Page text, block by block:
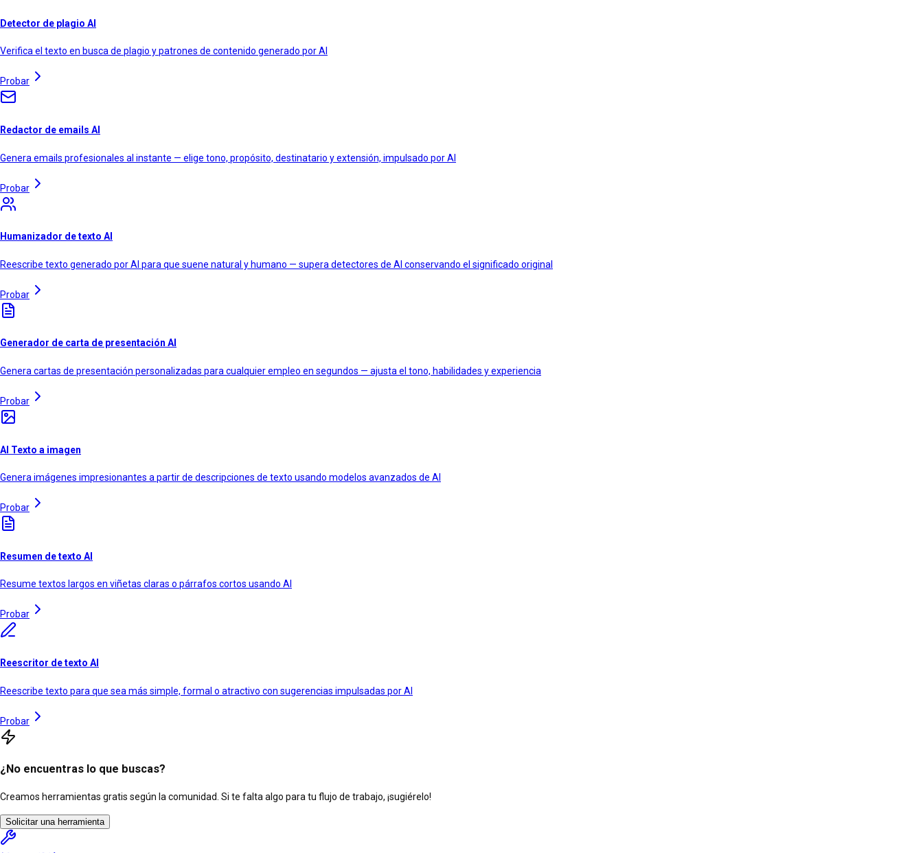
Detector de plagio AI
Verifica el texto en busca de plagio y patrones de contenido generado por AI
Probar
Redactor de emails AI
Genera emails profesionales al instante — elige tono, propósito, destinatario y extensión, impulsado por AI
Probar
Humanizador de texto AI
Reescribe texto generado por AI para que suene natural y humano — supera detectores de AI conservando el significado original
Probar
Generador de carta de presentación AI
Genera cartas de presentación personalizadas para cualquier empleo en segundos — ajusta el tono, habilidades y experiencia
Probar
AI Texto a imagen
Genera imágenes impresionantes a partir de descripciones de texto usando modelos avanzados de AI
Probar
Resumen de texto AI
Resume textos largos en viñetas claras o párrafos cortos usando AI
Probar
Reescritor de texto AI
Reescribe texto para que sea más simple, formal o atractivo con sugerencias impulsadas por AI
Probar
¿No encuentras lo que buscas?
Creamos herramientas gratis según la comunidad. Si te falta algo para tu flujo de trabajo, ¡sugiérelo!
Solicitar una herramienta